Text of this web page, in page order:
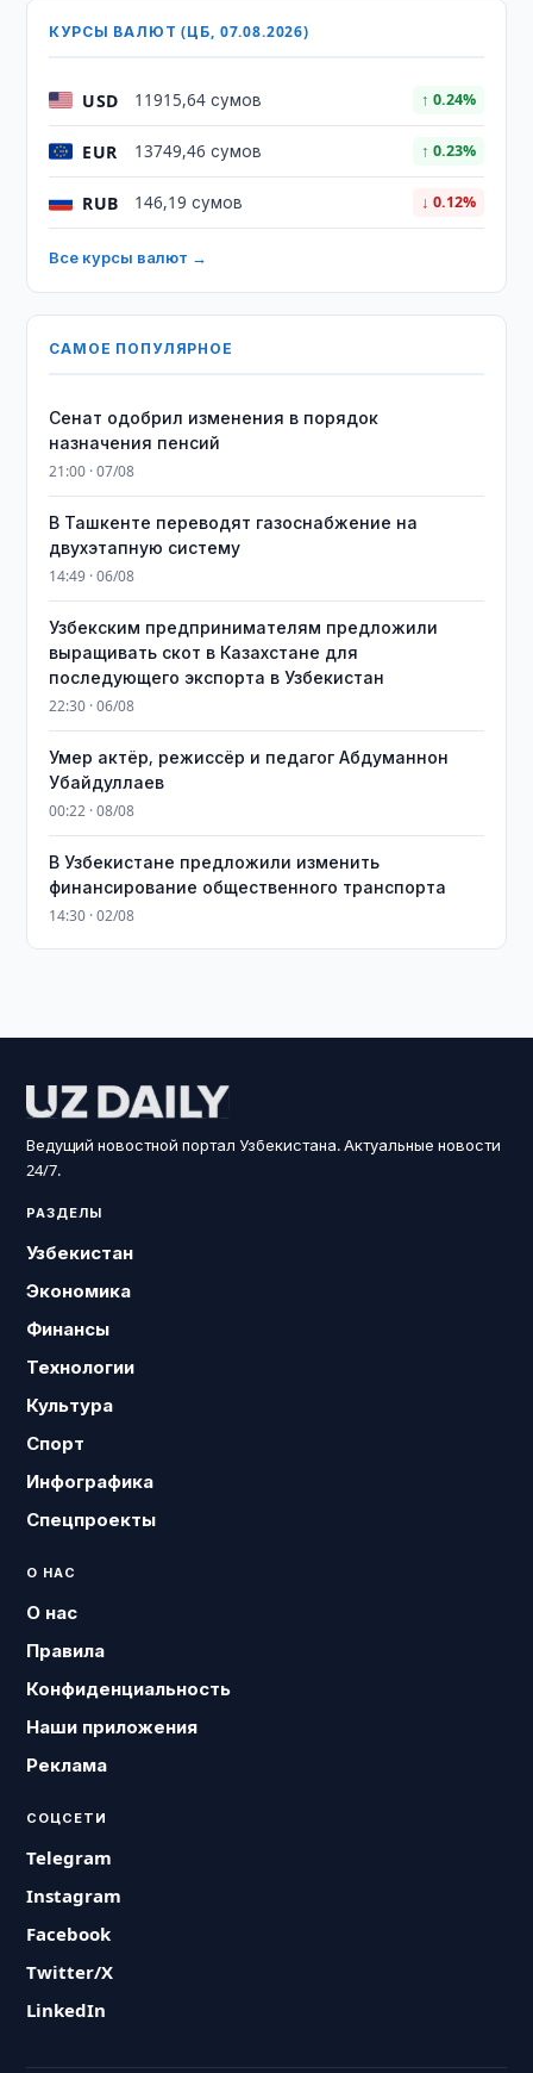
КУРСЫ ВАЛЮТ (ЦБ, 07.08.2026)
USD 11915,64 сумов ↑ 0.24%
EUR 13749,46 сумов ↑ 0.23%
RUB 146,19 сумов ↓ 0.12%
Все курсы валют →
САМОЕ ПОПУЛЯРНОЕ
Сенат одобрил изменения в порядок
назначения пенсий
21:00 · 07/08
В Ташкенте переводят газоснабжение на
двухэтапную систему
14:49 · 06/08
Узбекским предпринимателям предложили
выращивать скот в Казахстане для
последующего экспорта в Узбекистан
22:30 · 06/08
Умер актёр, режиссёр и педагог Абдуманнон
Убайдуллаев
00:22 · 08/08
В Узбекистане предложили изменить
финансирование общественного транспорта
14:30 · 02/08
Ведущий новостной портал Узбекистана. Актуальные новости
24/7.
РАЗДЕЛЫ
Узбекистан
Экономика
Финансы
Технологии
Культура
Спорт
Инфографика
Спецпроекты
О НАС
О нас
Правила
Конфиденциальность
Наши приложения
Реклама
СОЦСЕТИ
Telegram
Instagram
Facebook
Twitter/X
LinkedIn